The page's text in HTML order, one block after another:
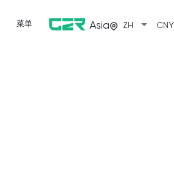
菜单 Asia ZH arrow_drop_down CNY